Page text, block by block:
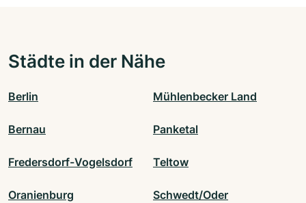
Städte in der Nähe
Berlin Mühlenbecker Land
Bernau Panketal
Fredersdorf-Vogelsdorf Teltow
Oranienburg Schwedt/Oder